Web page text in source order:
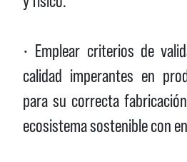
• Emplear criterios de
calidad imperantes en
para su correcta
ecosistema sostenible con